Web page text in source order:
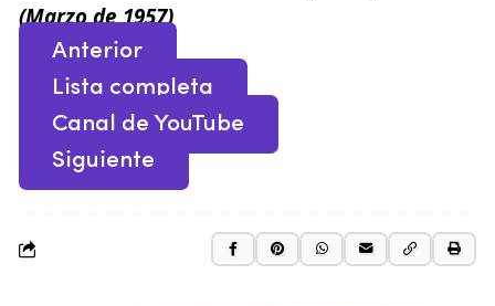
(Marzo de 1957)
Anterior
Lista completa
Canal de YouTube
Siguiente